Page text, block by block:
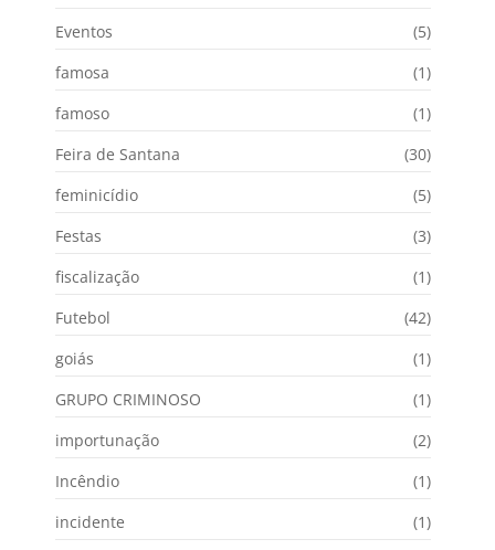
Eventos
(5)
famosa
(1)
famoso
(1)
Feira de Santana
(30)
feminicídio
(5)
Festas
(3)
fiscalização
(1)
Futebol
(42)
goiás
(1)
GRUPO CRIMINOSO
(1)
importunação
(2)
Incêndio
(1)
incidente
(1)